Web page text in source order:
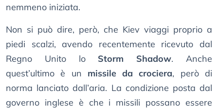
nemmeno iniziata.
Non si può dire, però, che Kiev viaggi proprio a
piedi scalzi, avendo recentemente ricevuto dal
Regno Unito lo Storm Shadow. Anche
quest’ultimo è un missile da crociera, però di
norma lanciato dall’aria. La condizione posta dal
governo inglese è che i missili possano essere